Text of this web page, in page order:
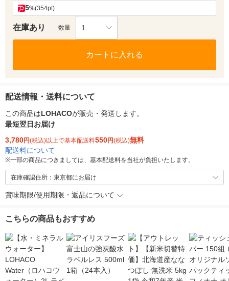
5%(354pt)
在庫あり 数量 1
カートに入れる
配送情報・送料について
この商品はLOHACOが販売・発送します。
最短翌日お届け
3,780円(税込)以上で基本配送料550円(税込)無料
配送料について
※一部の商品につきましては、基本配送料を当社が負担いたします。
在庫確認住所：東京都にお届け
賞味期限/使用期限・返品について
こちらの商品もおすすめ